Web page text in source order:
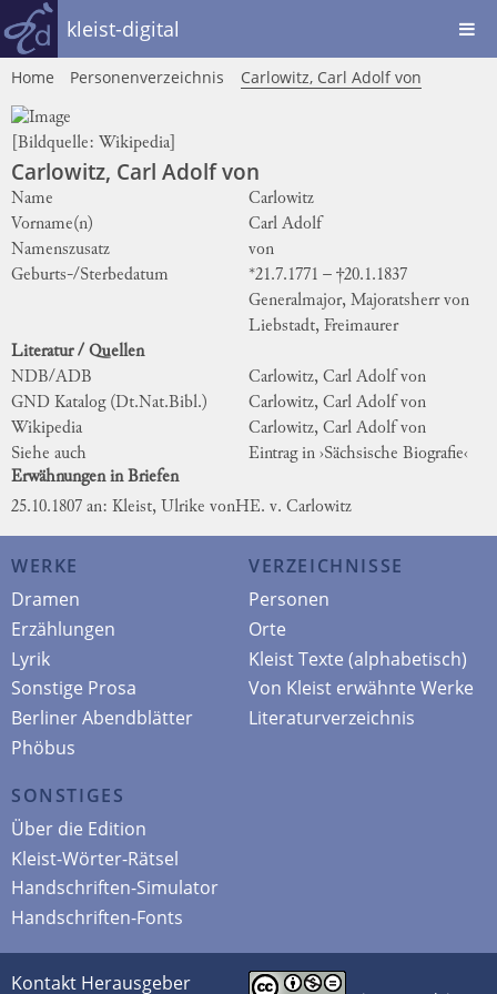
kleist-digital
Home Personenverzeichnis Carlowitz, Carl Adolf von
[Bildquelle: Wikipedia
Carlowitz, Carl Adolf von
Name
Carlowitz
Vorname(n)
Carl Adolf
Namenszusatz
von
Geburts-/Sterbedatum
*21.7.1771 – †20.1.1837
Generalmajor, Majoratsherr von
Liebstadt, Freimaurer
Literatur / Quellen
NDB/ADB
Carlowitz, Carl Adolf von
GND Katalog (Dt.Nat.Bibl.)
Carlowitz, Carl Adolf von
Wikipedia
Carlowitz, Carl Adolf von
Siehe auch
Eintrag in ›Sächsische Biografie‹
Erwähnungen in Briefen
25.10.1807 an: Kleist, Ulrike vonHE. v. Carlowitz
WERKE
Dramen
Erzählungen
Lyrik
Sonstige Prosa
Berliner Abendblätter
Phöbus
VERZEICHNISSE
Personen
Orte
Kleist Texte (alphabetisch)
Von Kleist erwähnte Werke
Literaturverzeichnis
SONSTIGES
Über die Edition
Kleist-Wörter-Rätsel
Handschriften-Simulator
Handschriften-Fonts
Kontakt Herausgeber